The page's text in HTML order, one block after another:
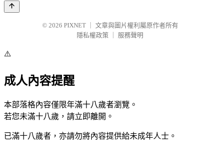
© 2026 PIXNET
文章與圖片權利屬原作者所有
隱私權政策
服務聲明
⚠️
成人內容提醒
本部落格內容僅限年滿十八歲者瀏覽。
若您未滿十八歲，請立即離開。
已滿十八歲者，亦請勿將內容提供給未成年人士。